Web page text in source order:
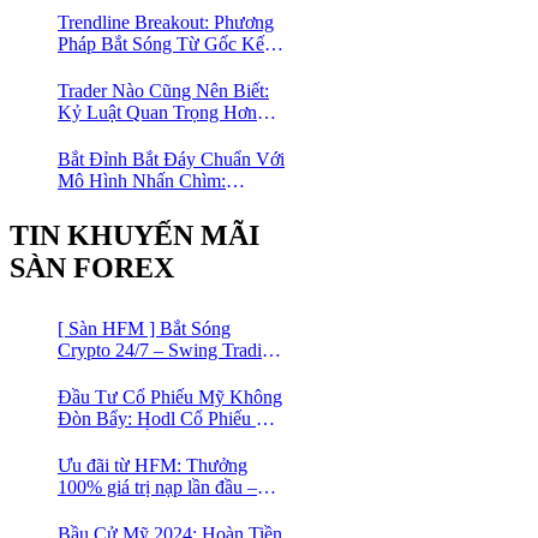
Trendline Breakout: Phương
Pháp Bắt Sóng Từ Gốc Kết
Cho Trader Forex
Trader Nào Cũng Nên Biết:
Kỷ Luật Quan Trọng Hơn
Bắt Đỉnh Bắt Đáy Chuẩn Với
Mô Hình Nhấn Chìm:
Forex Đơn Giản Cho Mọi
Trader
TIN KHUYẾN MÃI
SÀN FOREX
[ Sàn HFM ] Bắt Sóng
Crypto 24/7 – Swing Trading
1:1000
Đầu Tư Cổ Phiếu Mỹ Không
Đòn Bẩy: Hodl Cổ Phiếu Mỹ
Nhuận Đều Đều | cổ phiếu
CFD
Ưu đãi từ HFM: Thưởng
100% giá trị nạp lần đầu –
Thị Trường Ngay!
Bầu Cử Mỹ 2024: Hoàn Tiền